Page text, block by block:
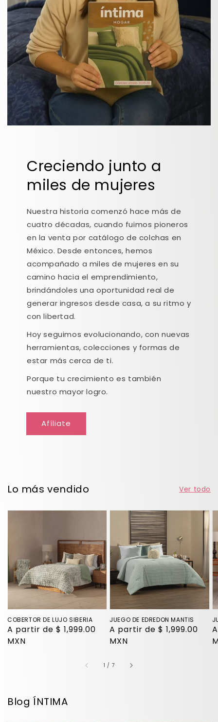
Creciendo junto a
miles de mujeres
Nuestra historia comenzó hace más de
cuatro décadas, cuando fuimos pioneros
en la venta por catálogo de colchas en
México. Desde entonces, hemos
acompañado a miles de mujeres en su
camino hacia el emprendimiento,
brindándoles una oportunidad real de
generar ingresos desde casa, a su ritmo y
con libertad.
Hoy seguimos evolucionando, con nuevas
herramientas, colecciones y formas de
estar más cerca de ti.
Porque tu crecimiento es también
nuestro mayor logro.
Afíliate
Lo más vendido Ver todo
LUJO
SIBERIA
COBERTOR DE LUJO SIBERIA
Precio
habitual
A partir de $ 1,999.00
MXN
JUEGO
EDREDON
MANTIS
JUEGO DE EDREDON MANTIS
Precio
habitual
A partir de $ 1,999.00
MXN
1 / de
7
Blog ÍNTIMA